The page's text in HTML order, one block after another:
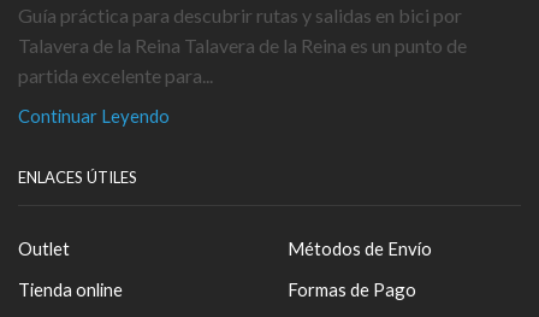
Guía práctica para descubrir rutas y salidas en bici por
Talavera de la Reina Talavera de la Reina es un punto de
partida excelente para...
Continuar Leyendo
ENLACES ÚTILES
Outlet
Tienda online
Métodos de Envío
Formas de Pago